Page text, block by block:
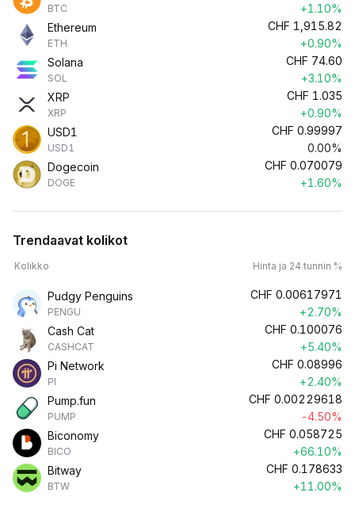
BTC
+1.10%
Ethereum
ETH
CHF 1,915.82
+0.90%
Solana
SOL
CHF 74.60
+3.10%
XRP
XRP
CHF 1.035
+0.90%
USD1
USD1
CHF 0.99997
0.00%
Dogecoin
DOGE
CHF 0.070079
+1.60%
Trendaavat kolikot
Kolikko Hinta ja 24 tunnin %
Pudgy Penguins
PENGU
CHF 0.00617971
+2.70%
Cash Cat
CASHCAT
CHF 0.100076
+5.40%
Pi Network
PI
CHF 0.08996
+2.40%
Pump.fun
PUMP
CHF 0.00229618
-4.50%
Biconomy
BICO
CHF 0.058725
+66.10%
Bitway
BTW
CHF 0.178633
+11.00%